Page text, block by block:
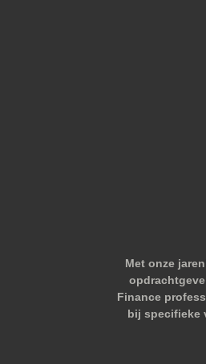
Met onze
Finance
bij specifieke